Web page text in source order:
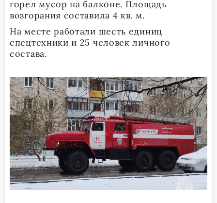
горел мусор на балконе. Площадь
возгорания составила 4 кв. м.
На месте работали шесть единиц
спецтехники и 25 человек личного
состава.